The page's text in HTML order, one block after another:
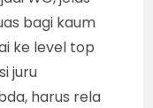
bagi kaum
ke level top
juru
harus rela